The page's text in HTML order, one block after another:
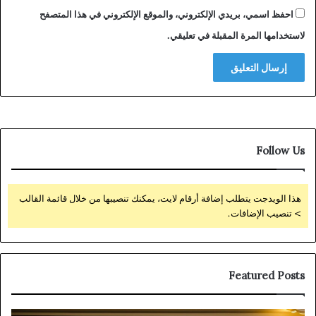
احفظ اسمي، بريدي الإلكتروني، والموقع الإلكتروني في هذا المتصفح
لاستخدامها المرة المقبلة في تعليقي.
Follow Us
هذا الويدجت يتطلب إضافة أرقام لايت، يمكنك تنصيبها من خلال قائمة القالب
> تنصيب الإضافات.
Featured Posts